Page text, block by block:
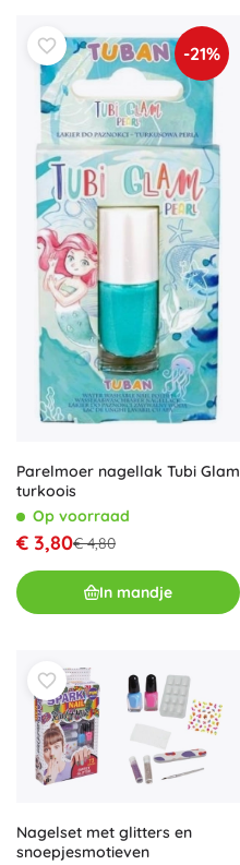
-21%
Parelmoer nagellak Tubi Glam
turkoois
Op voorraad
€ 3,80€ 4,80
In mandje
Nagelset met glitters en
snoepjesmotieven